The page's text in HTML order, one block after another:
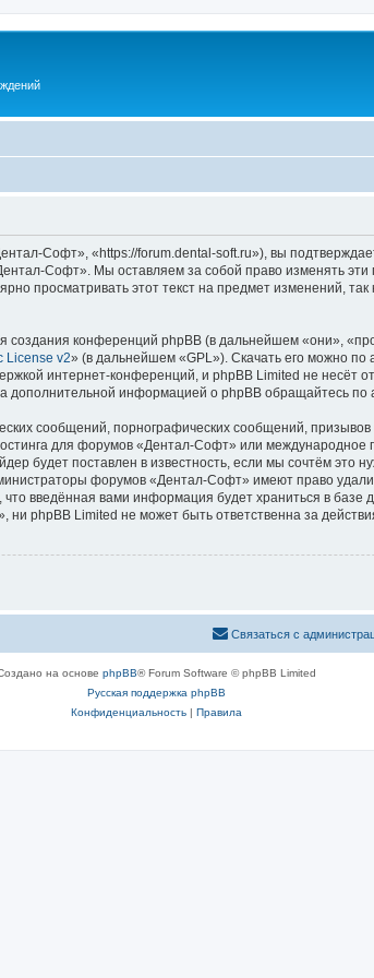
Софт», «https://forum.dental-soft.ru»), вы
Софт». Мы оставляем за собой право изменять
просматривать этот текст на предмет изменений,
конференций phpBB (в дальнейшем «они»,
License v2» (в дальнейшем «GPL»). Скачать его можно по
интернет-конференций, и phpBB Limited не несёт
дополнительной информацией о phpBB обращайтесь по
сообщений, порнографических сообщений,
для форумов «Дентал-Софт» или
будет поставлен в известность, если мы сочтём это
форумов «Дентал-Софт» имеют право
введённая вами информация будет храниться в
phpBB Limited не может быть ответственна за
Связаться с
на основе phpBB® Forum Software © phpBB Limited
Русская поддержка phpBB
Конфиденциальность| Правила